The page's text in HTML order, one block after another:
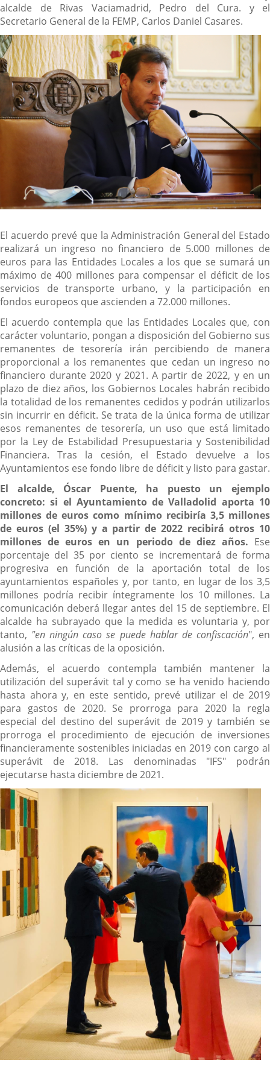
alcalde de Rivas Vaciamadrid, Pedro del Cura. y el
Secretario General de la FEMP, Carlos Daniel Casares.
El acuerdo prevé que la Administración General del Estado
realizará un ingreso no financiero de 5.000 millones de
euros para las Entidades Locales a los que se sumará un
máximo de 400 millones para compensar el déficit de los
servicios de transporte urbano, y la participación en
fondos europeos que ascienden a 72.000 millones.
El acuerdo contempla que las Entidades Locales que, con
carácter voluntario, pongan a disposición del Gobierno sus
remanentes de tesorería irán percibiendo de manera
proporcional a los remanentes que cedan un ingreso no
financiero durante 2020 y 2021. A partir de 2022, y en un
plazo de diez años, los Gobiernos Locales habrán recibido
la totalidad de los remanentes cedidos y podrán utilizarlos
sin incurrir en déficit. Se trata de la única forma de utilizar
esos remanentes de tesorería, un uso que está limitado
por la Ley de Estabilidad Presupuestaria y Sostenibilidad
Financiera. Tras la cesión, el Estado devuelve a los
Ayuntamientos ese fondo libre de déficit y listo para gastar.
El alcalde, Óscar Puente, ha puesto un ejemplo
concreto: si el Ayuntamiento de Valladolid aporta 10
millones de euros como mínimo recibiría 3,5 millones
de euros (el 35%) y a partir de 2022 recibirá otros 10
millones de euros en un periodo de diez años. Ese
porcentaje del 35 por ciento se incrementará de forma
progresiva en función de la aportación total de los
ayuntamientos españoles y, por tanto, en lugar de los 3,5
millones podría recibir íntegramente los 10 millones. La
comunicación deberá llegar antes del 15 de septiembre. El
alcalde ha subrayado que la medida es voluntaria y, por
tanto, "en ningún caso se puede hablar de confiscación", en
alusión a las críticas de la oposición.
Además, el acuerdo contempla también mantener la
utilización del superávit tal y como se ha venido haciendo
hasta ahora y, en este sentido, prevé utilizar el de 2019
para gastos de 2020. Se prorroga para 2020 la regla
especial del destino del superávit de 2019 y también se
prorroga el procedimiento de ejecución de inversiones
financieramente sostenibles iniciadas en 2019 con cargo al
superávit de 2018. Las denominadas "IFS" podrán
ejecutarse hasta diciembre de 2021.